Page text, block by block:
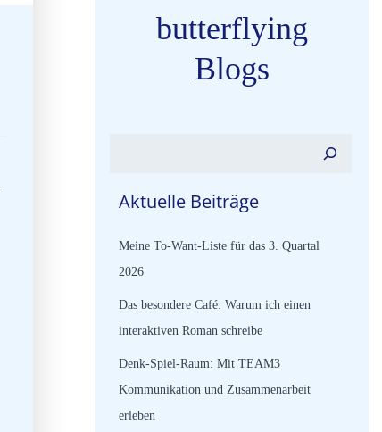
butterflying
Blogs
Aktuelle Beiträge
Meine To-Want-Liste für das 3. Quartal
2026
Das besondere Café: Warum ich einen
interaktiven Roman schreibe
Denk-Spiel-Raum: Mit TEAM3
Kommunikation und Zusammenarbeit
erleben